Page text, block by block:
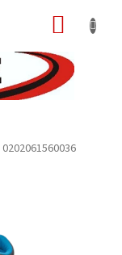
0202061560036